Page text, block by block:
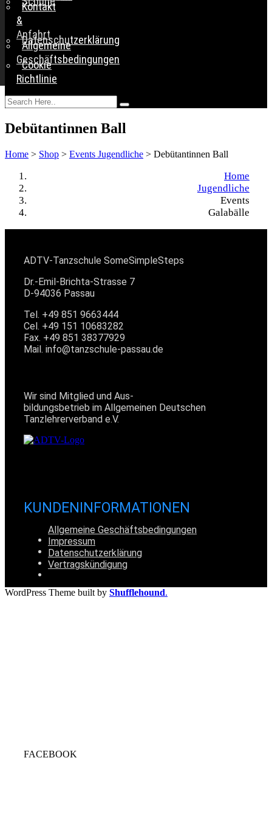
Kontakt
&
Anfahrt
Datenschutzerklärung
Allgemeine
Geschäftsbedingungen
Cookie
Richtlinie
Debütantinnen Ball
Home > Shop > Events Jugendliche > Debütantinnen Ball
Home
Jugendliche
Events
Galabälle
ADTV-Tanzschule SomeSimpleSteps
Dr.-Emil-Brichta-Strasse 7
D-94036 Passau
Tel. +49 851 9663444
Cel. +49 151 10683282
Fax. +49 851 38377929
Mail. info@tanzschule-passau.de
Wir sind Mitglied und Aus-
bildungsbetrieb im Allgemeinen Deutschen
Tanzlehrerverband e.V.
KUNDENINFORMATIONEN
Allgemeine Geschäftsbedingungen
Impressum
Datenschutzerklärung
Vertragskündigung
FACEBOOK
WordPress Theme built by Shufflehound.